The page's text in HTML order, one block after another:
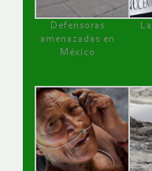
Defensoras
amenazadas en
México